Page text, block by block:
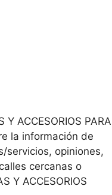
ACCESORIOS PARA
la información de
servicios, opiniones,
cercanas o
Y ACCESORIOS